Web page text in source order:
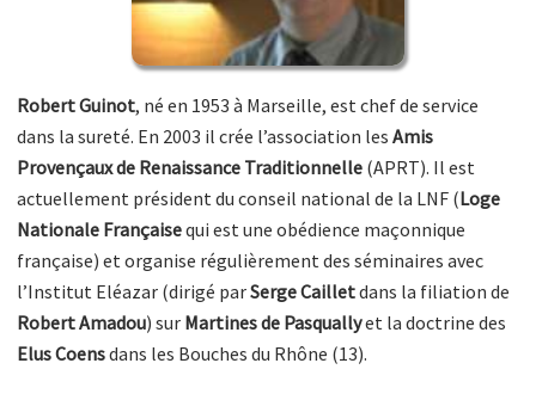
Robert Guinot, né en 1953 à Marseille, est chef de service
dans la sureté. En 2003 il crée l’association lesAmis
Provençaux de Renaissance Traditionnelle (APRT). Il est
actuellement président du conseil national de la LNF (Loge
Nationale Françaisequi est une obédience maçonnique
française) et organise régulièrement des séminaires avec
l’Institut Eléazar (dirigé parSerge Cailletdans la filiation de
Robert Amadou) sur Martines de Pasquallyet la doctrine des
Elus Coensdans les Bouches du Rhône (13).